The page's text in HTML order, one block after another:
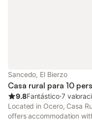
Sancedo, El Bierzo
Casa rural para 10
9.8Fantástico⋅7
Located in Ocero, Casa
offers accommodation